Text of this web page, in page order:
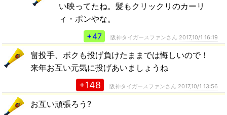
い映ってたね。髪もクリックリのカーリ
ィ・ポンやな。
+47
阪神タイガースファンさん 2017,10/1 16:19
畠投手、ボクも投げ負けたままでは悔しいので！
来年お互い元気に投げあいましょうね
+148 阪神タイガースファンさん 2017,10/1 13:56
お互い頑張ろう?